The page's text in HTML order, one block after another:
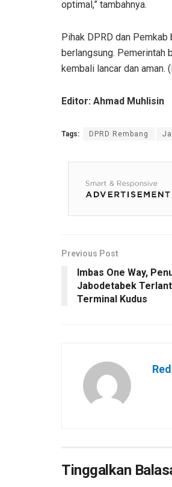
optimal,” tambahnya.
Pihak DPRD dan
berlangsung. Pemerintah
kembali lancar dan aman.
Editor: Ahmad Muhlisin
Tags: DPRD Rembang
Previous Post
Imbas One Way,
Jabodetabek
Terminal Kudus
Tinggalkan